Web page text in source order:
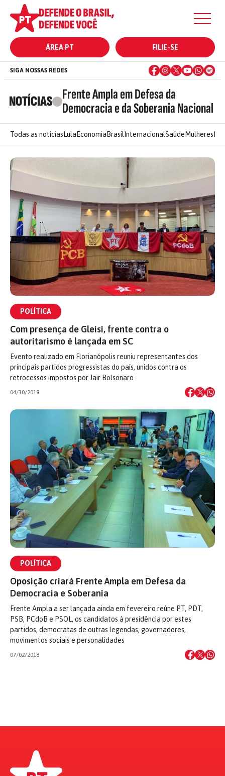
ÁREA PT FILIE-SE
NOTÍCIAS
Frente Ampla em Defesa da
Democracia e da Soberania Nacional
SIGA NOSSAS REDES
Todas as notícias Lula Economia Brasil InternacionalSaúde Mulheres
POLÍTICA
Com presença de Gleisi, frente contra o
autoritarismo é lançada em SC
Evento realizado em Florianópolis reuniu representantes dos
principais partidos progressistas do país, unidos contra os
retrocessos impostos por Jair Bolsonaro
04/10/2019
POLÍTICA
Oposição criará Frente Ampla em Defesa da
Democracia e Soberania
Frente Ampla a ser lançada ainda em fevereiro reúne PT, PDT,
PSB, PCdoB e PSOL, os candidatos à presidência por estes
partidos, democratas de outras legendas, governadores,
movimentos sociais e personalidades
07/02/2018